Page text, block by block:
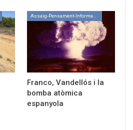
Franco, Vandellós i la
bomba atòmica
espanyola